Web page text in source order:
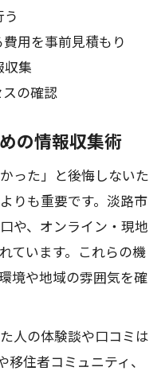
用を事前見積もり
収集
の確認
の情報収集術
った」と後悔しないた
りも重要です。淡路市
や、オンライン・現地
ています。これらの機
境や地域の雰囲気を確
人の体験談や口コミは
移住者コミュニティ、